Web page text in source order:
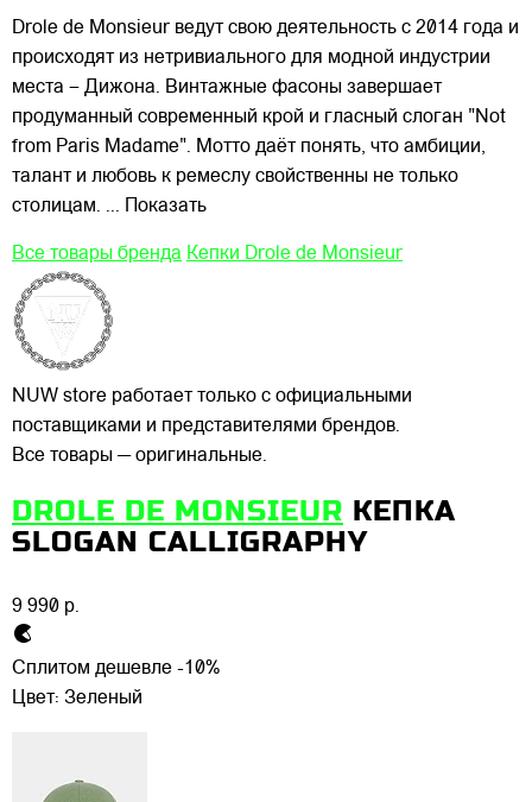
Drole de Monsieur ведут свою деятельность с 2014 года и
происходят из нетривиального для модной индустрии
места – Дижона. Винтажные фасоны завершает
продуманный современный крой и гласный слоган "Not
from Paris Madame". Мотто даёт понять, что амбиции,
талант и любовь к ремеслу свойственны не только
столицам. ... Показать
Все товары бренда Кепки Drole de Monsieur
NUW store работает только с официальными
поставщиками и представителями брендов.
Все товары — оригинальные.
DROLE DE MONSIEUR КЕПКА
SLOGAN CALLIGRAPHY
9 990 р.
Сплитом дешевле -10%
Цвет: Зеленый